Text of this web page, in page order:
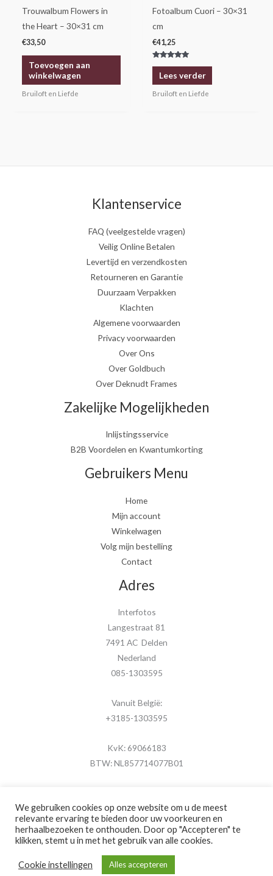
Trouwalbum Flowers in
the Heart – 30×31 cm
€33,50
Toevoegen aan
winkelwagen
Bruiloft en Liefde
Fotoalbum Cuori – 30×31
cm
€41,25
Gewaardeerd
5.00
uit 5Lees verder
Bruiloft en Liefde
Klantenservice
FAQ (veelgestelde vragen)
Veilig Online Betalen
Levertijd en verzendkosten
Retourneren en Garantie
Duurzaam Verpakken
Klachten
Algemene voorwaarden
Privacy voorwaarden
Over Ons
Over Goldbuch
Over Deknudt Frames
Zakelijke Mogelijkheden
Inlijstingsservice
B2B Voordelen en Kwantumkorting
Gebruikers Menu
Home
Mijn account
Winkelwagen
Volg mijn bestelling
Contact
Adres
Interfotos
Langestraat 81
7491 AC Delden
Nederland
085-1303595
Vanuit België:
+3185-1303595
KvK: 69066183
BTW: NL857714077B01
Copyright © 2026 MijnFotolijstje.nl
Powered by Brouwer Digitaal
We gebruiken cookies op onze website om u de meest
relevante ervaring te bieden door uw voorkeuren en
herhaalbezoeken te onthouden. Door op "Accepteren" te
klikken, stemt u in met het gebruik van alle cookies.
Cookie instellingen Alles accepteren